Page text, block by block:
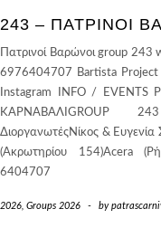
243 – ΠΑΤΡΙΝΟΊ
Πατρινοί Βαρώνοι group
6976404707 Bartista Project
Instagram INFO / EVENTS
ΚΑΡΝΑΒΑΛΙGROUP
ΔιοργανωτέςΝίκος &
(Ακρωτηρίου 154)Acera
6404707
2026, Groups 2026 - by